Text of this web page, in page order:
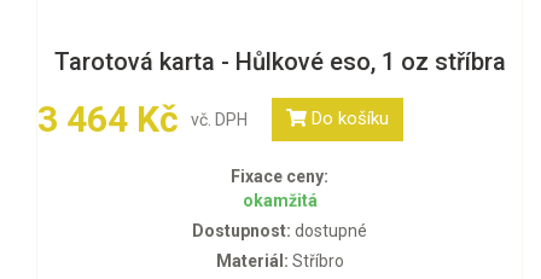
Tarotová karta - Hůlkové eso, 1 oz stříbra
3 464 Kč vč. DPH Do košíku
Fixace ceny:
okamžitá
Dostupnost: dostupné
Materiál: Stříbro